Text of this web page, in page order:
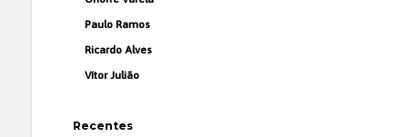
Paulo Ramos
Ricardo Alves
Vítor Julião
Recentes